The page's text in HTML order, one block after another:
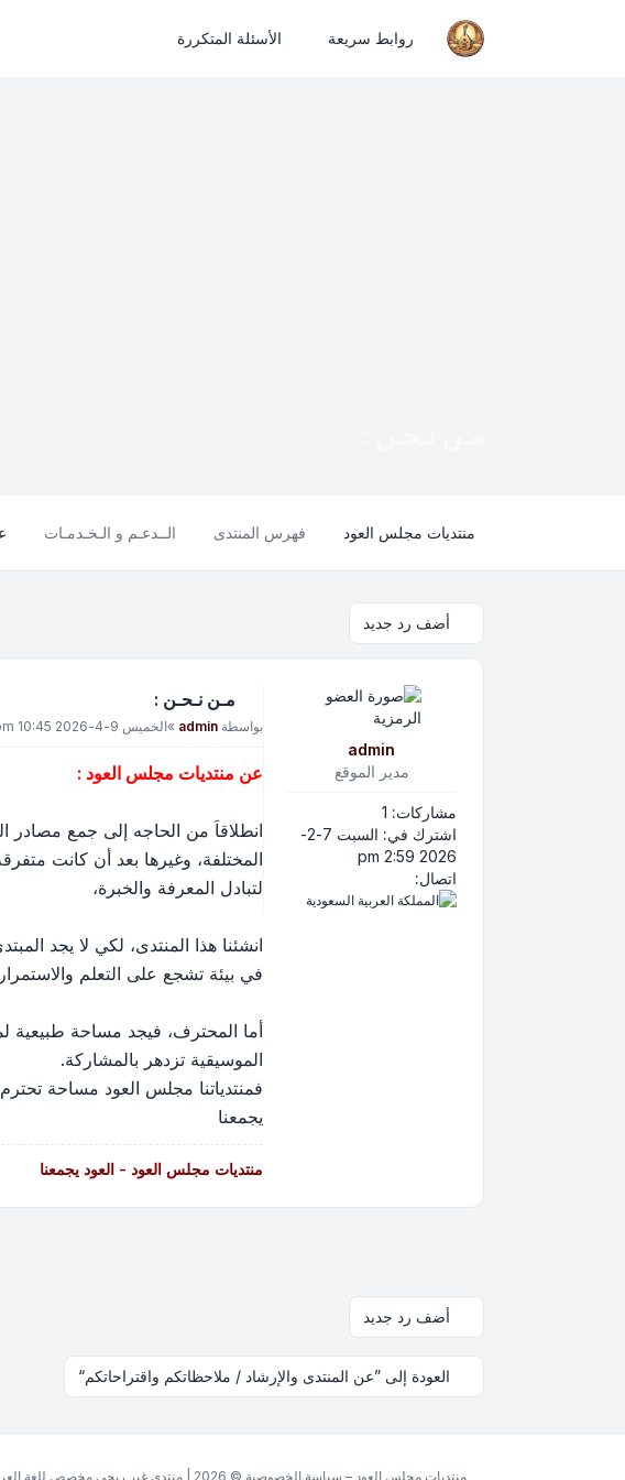
روابط سريعة الأسئلة المتكررة
منتديات مجلس العود فهرس المنتدى الــدعـم و الـخـدمـات
أضف رد جديد
admin
مدير الموقع
مشاركات: 1
اشترك في:
السبت 7-2-
2026 2:59 pm
اتصال:
مـن نـحـن :
مشاركة
بواسطة admin
»الخميس 9-4-2026 10:45 pm
عن منتديات مجلس العود :
انطلاقاَ من الحاجه إلى جمع مصادر
المختلفة، وغيرها بعد أن كانت
لتبادل المعرفة والخبرة،
انشئنا هذا المنتدى، لكي لا يجد
في بيئة تشجع على التعلم
أما المحترف، فيجد مساحة طبيعية
الموسيقية تزدهر بالمشاركة.
فمنتدياتنا مجلس العود مساحة
يجمعنا
منتديات مجلس العود - العود يجمعنا
أضف رد جديد
العودة إلى ”عن المنتدى والإرشاد / ملاحظاتكم واقتراحاتكم“
منتديات مجلس العود – سياسة الخصوصية © 2026 | منتدى غير ربحي مخصص للغة العربية